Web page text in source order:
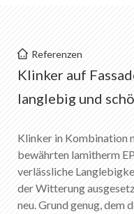
Klinker auf WDVS
Downloads
Verkaufsstellen
Referenzen
Klinker auf
langlebig und
Klinker in Kombination
bewährten lamitherm
verlässliche
der Witterung
neu. Grund genug, dem